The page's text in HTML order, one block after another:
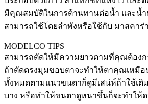
มีคุณสมบัติในการต้านทานต่อน้ำ และน้ำ
สามารถใช้โดยลำพังหรือใช้กับ มาสคาร่า
MODELCO TIPS
สามารถตัดให้มีความยาวตามที่คุณต้องก
ถ้าตัดตรงมุมขอบตาจะทำให้ตาคุณเหมื
ทั้งหมดตามแนวขนตาก็ดูมีเสน่ห์ถ้าใช้เติ
บาง หรือทำให้ขนตาดูหนาขึ้นก็จะทำให้